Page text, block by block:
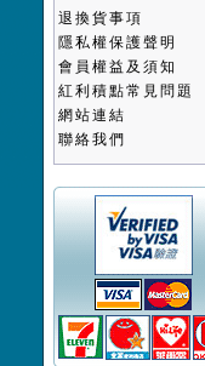
退換貨事項
隱私權保護聲明
會員權益及須知
紅利積點常見問題
網站連結
聯絡我們